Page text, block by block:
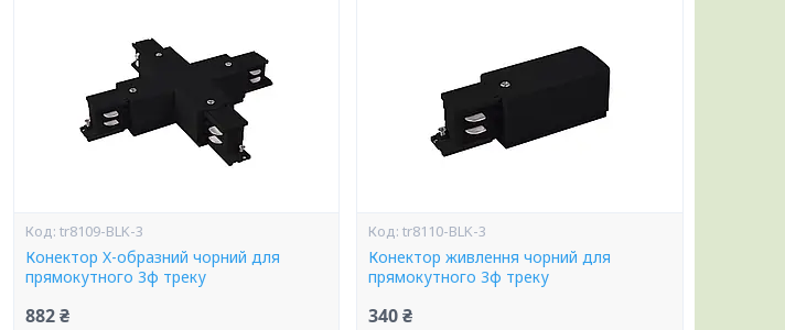
tr8109-BLK-3
Конектор X-образний чорний для
прямокутного 3ф треку
882 ₴
tr8110-BLK-3
Конектор живлення чорний для
прямокутного 3ф треку
340 ₴